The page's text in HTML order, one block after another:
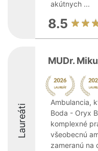
akútnych ...
8.5
Laureáti
MUDr.
Ambulancia,
Boda - Oryx
komplexné
všeobecnú
zameranú na